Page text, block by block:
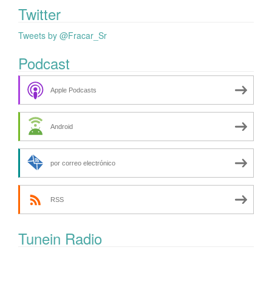
Twitter
Tweets by @Fracar_Sr
Podcast
Apple Podcasts
Android
por correo electrónico
RSS
Tunein Radio